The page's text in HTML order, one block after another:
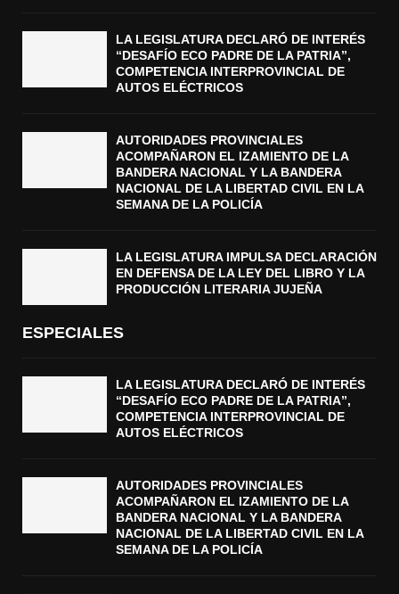
LA LEGISLATURA DECLARÓ DE INTERÉS
“DESAFÍO ECO PADRE DE LA PATRIA”,
COMPETENCIA INTERPROVINCIAL DE
AUTOS ELÉCTRICOS
AUTORIDADES PROVINCIALES
ACOMPAÑARON EL IZAMIENTO DE LA
BANDERA NACIONAL Y LA BANDERA
NACIONAL DE LA LIBERTAD CIVIL EN LA
SEMANA DE LA POLICÍA
LA LEGISLATURA IMPULSA DECLARACIÓN
EN DEFENSA DE LA LEY DEL LIBRO Y LA
PRODUCCIÓN LITERARIA JUJEÑA
ESPECIALES
LA LEGISLATURA DECLARÓ DE INTERÉS
“DESAFÍO ECO PADRE DE LA PATRIA”,
COMPETENCIA INTERPROVINCIAL DE
AUTOS ELÉCTRICOS
AUTORIDADES PROVINCIALES
ACOMPAÑARON EL IZAMIENTO DE LA
BANDERA NACIONAL Y LA BANDERA
NACIONAL DE LA LIBERTAD CIVIL EN LA
SEMANA DE LA POLICÍA